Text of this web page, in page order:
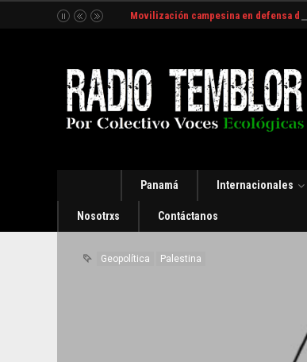
Movilización campesina en defensa del
Panamá Internacionales
Nosotrxs Contáctanos
Geopolítica Palestina